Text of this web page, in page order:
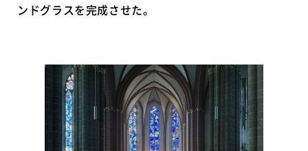
ンドグラスを完成させた。